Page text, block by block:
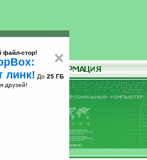
×
файл-стор!
линк! До 25 ГБ
друзей!